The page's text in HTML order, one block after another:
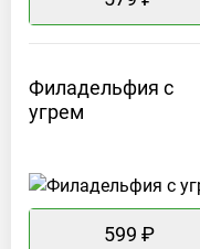
Филадельфия с
угрем
599 ₽